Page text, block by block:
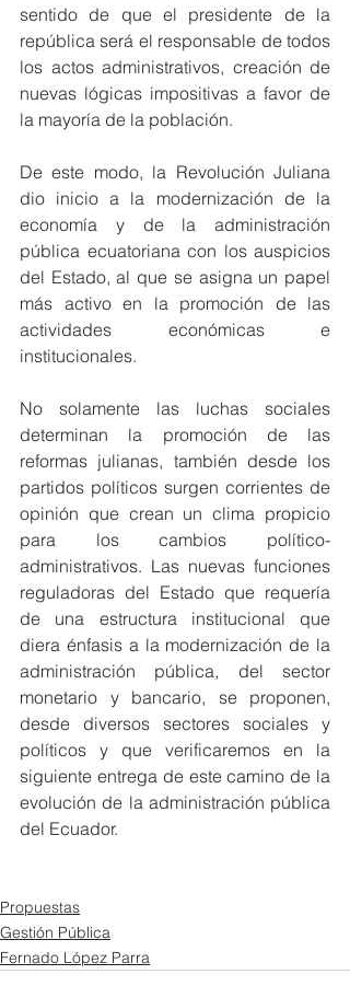
sentido de que el presidente de la
república será el responsable de todos
los actos administrativos, creación de
nuevas lógicas impositivas a favor de
la mayoría de la población.
De este modo, la Revolución Juliana
dio inicio a la modernización de la
economía y de la administración
pública ecuatoriana con los auspicios
del Estado, al que se asigna un papel
más activo en la promoción de las
actividades económicas e
institucionales.
No solamente las luchas sociales
determinan la promoción de las
reformas julianas, también desde los
partidos políticos surgen corrientes de
opinión que crean un clima propicio
para los cambios político-
administrativos. Las nuevas funciones
reguladoras del Estado que requería
de una estructura institucional que
diera énfasis a la modernización de la
administración pública, del sector
monetario y bancario, se proponen,
desde diversos sectores sociales y
políticos y que verificaremos en la
siguiente entrega de este camino de la
evolución de la administración pública
del Ecuador.
Propuestas
Gestión Pública
Fernado López Parra